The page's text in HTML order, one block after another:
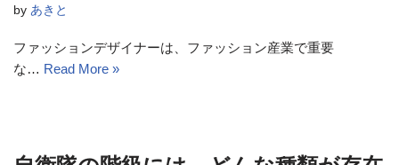
by あきと
ファッションデザイナーは、ファッション産業で重要
な… Read More »